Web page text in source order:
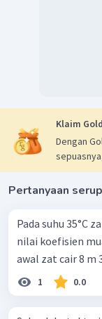
Klaim
Dengan
Pertanyaan
Pada suhu 35°C
nilai koefisien
awal zat cair 8 m
1 0.0